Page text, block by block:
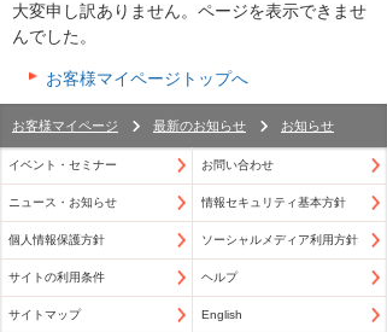
大変申し訳ありません。ページを表示できませ
んでした。
お客様マイページトップへ
お客様マイページ 最新のお知らせ お知らせ
イベント・セミナー お問い合わせ
ニュース・お知らせ 情報セキュリティ基本方針
個人情報保護方針 ソーシャルメディア利用方針
サイトの利用条件 ヘルプ
サイトマップ English